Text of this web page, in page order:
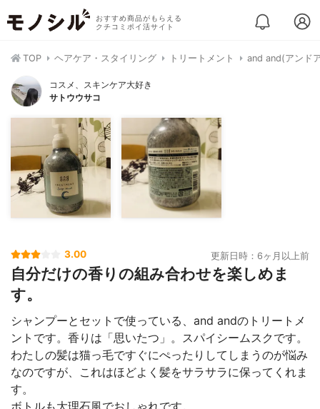
おすすめ商品がもらえる
クチコミポイ活サイト
TOP ヘアケア・スタイリング トリートメント and and(アンド
コスメ、スキンケア大好き
サトウウサコ
3.00 更新日時：6ヶ月以上前
自分だけの香りの組み合わせを楽しめま
す。
シャンプーとセットで使っている、and andのトリートメ
ントです。香りは「思いたつ」。スパイシームスクです。
わたしの髪は猫っ毛ですぐにぺったりしてしまうのが悩み
なのですが、これはほどよく髪をサラサラに保ってくれま
す。
ボトルも大理石風でおしゃれです。